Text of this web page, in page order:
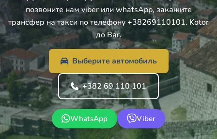
позвоните нам viber или whatsApp, закажите
трансфер на такси по телефону +38269110101. Kotor
до Bar.
Выберите автомобиль
+382 69 110 101
WhatsApp Viber